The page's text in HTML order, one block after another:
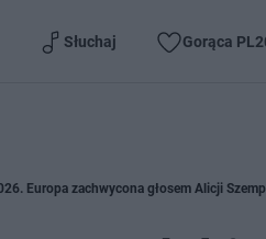
Słuchaj Gorąca
Europa zachwycona głosem Alicji